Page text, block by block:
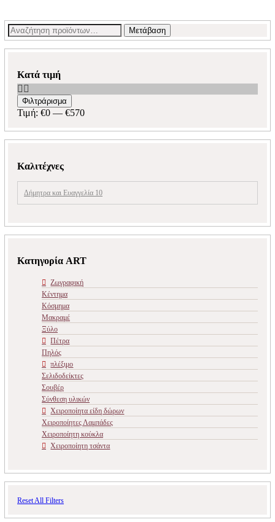
Αναζήτηση
για:
Μετάβαση
Κατά τιμή
Ελάχιστη
τιμή
Μέγιστη
τιμή
Φιλτράρισμα
Τιμή: €0 — €570
Καλιτέχνες
Δήμητρα και Ευαγγελία 10
Κατηγορία ART
Ζωγραφική
Κέντημα
Κόσμημα
Μακραμέ
Ξύλο
Πέτρα
Πηλός
πλέξιμο
Σελιδοδείκτες
Σουβέρ
Σύνθεση υλικών
Χειροποίητα είδη δώρων
Χειροποίητες Λαμπάδες
Χειροποίητη κούκλα
Χειροποίητη τσάντα
Reset All Filters